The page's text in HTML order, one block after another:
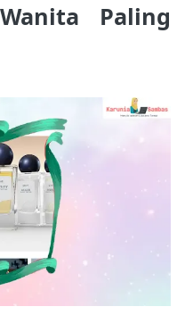
Paling